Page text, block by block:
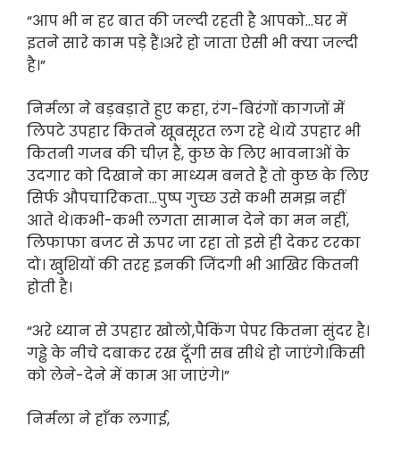
“आप भी न हर बात की जल्दी रहती है आपको…घर में
इतने सारे काम पड़े हैं।अरे हो जाता ऐसी भी क्या जल्दी
है।”
निर्मला ने बड़बड़ाते हुए कहा, रंग-बिरंगों कागजों में
लिपटे उपहार कितने खूबसूरत लग रहे थे।ये उपहार भी
कितनी गजब की चीज़ हैं, कुछ के लिए भावनाओं के
उदगार को दिखाने का माध्यम बनते हैं तो कुछ के लिए
सिर्फ औपचारिकता…पुष्प गुच्छ उसे कभी समझ नहीं
आते थे।कभी-कभी लगता सामान देने का मन नहीं,
लिफाफा बजट से ऊपर जा रहा तो इसे ही देकर टरका
दो। खुशियों की तरह इनकी जिंदगी भी आखिर कितनी
होती है।
“अरे ध्यान से उपहार खोलो,पैकिंग पेपर कितना सुंदर है।
गड्ढे के नीचे दबाकर रख दूँगी सब सीधे हो जाएंगे।किसी
को लेने-देने में काम आ जाएंगे।”
निर्मला ने हाँक लगाई,